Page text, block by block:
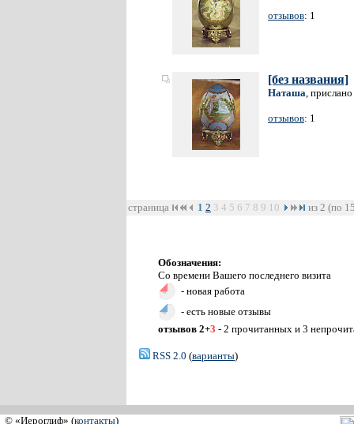
отзывов: 1
[без названия]
Наташа,
отзывов: 1
страница 1 2 3 4 5 6 7 8 9 10 из 2 (по
Обозначения:
Со времени Вашего последнего визита
- новая работа
- есть новые отзывы
отзывов 2+3 - 2 прочитанных и 3
RSS 2.0 (варианты)
© «Иероглиф» (контакты)